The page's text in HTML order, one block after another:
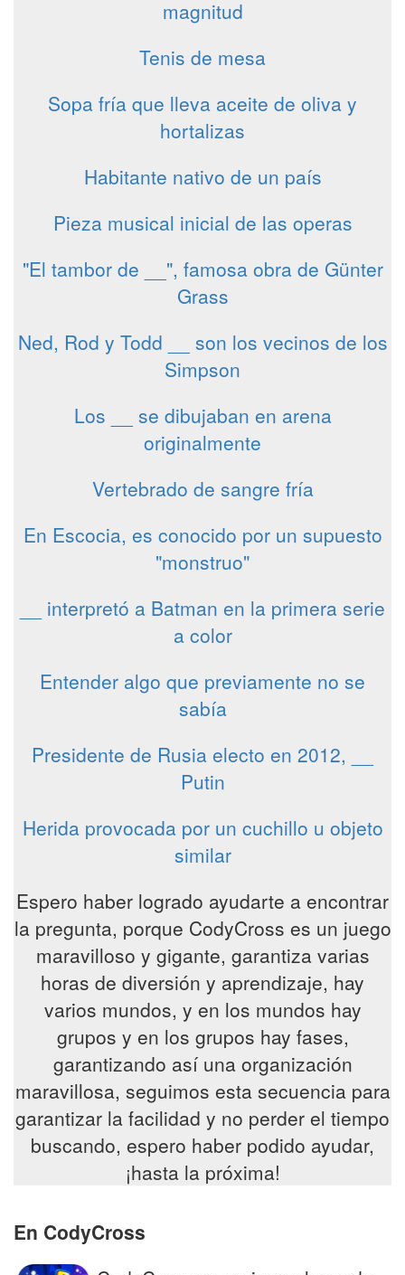
magnitud
Tenis de mesa
Sopa fría que lleva aceite de oliva y
hortalizas
Habitante nativo de un país
Pieza musical inicial de las operas
"El tambor de __", famosa obra de Günter
Grass
Ned, Rod y Todd __ son los vecinos de los
Simpson
Los __ se dibujaban en arena
originalmente
Vertebrado de sangre fría
En Escocia, es conocido por un supuesto
"monstruo"
__ interpretó a Batman en la primera serie
a color
Entender algo que previamente no se
sabía
Presidente de Rusia electo en 2012, __
Putin
Herida provocada por un cuchillo u objeto
similar
Espero haber logrado ayudarte a encontrar
la pregunta, porque CodyCross es un juego
maravilloso y gigante, garantiza varias
horas de diversión y aprendizaje, hay
varios mundos, y en los mundos hay
grupos y en los grupos hay fases,
garantizando así una organización
maravillosa, seguimos esta secuencia para
garantizar la facilidad y no perder el tiempo
buscando, espero haber podido ayudar,
¡hasta la próxima!
En CodyCross